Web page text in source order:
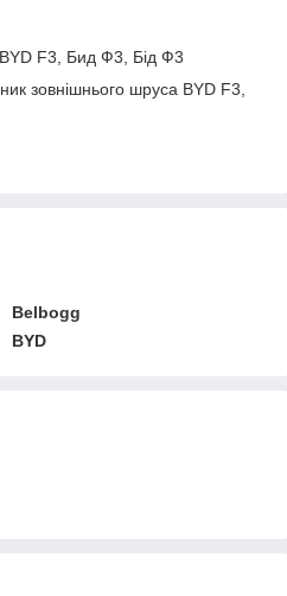
F3, Бид Ф3, Бід Ф3
зовнішнього шруса BYD F3,
Belbogg
BYD